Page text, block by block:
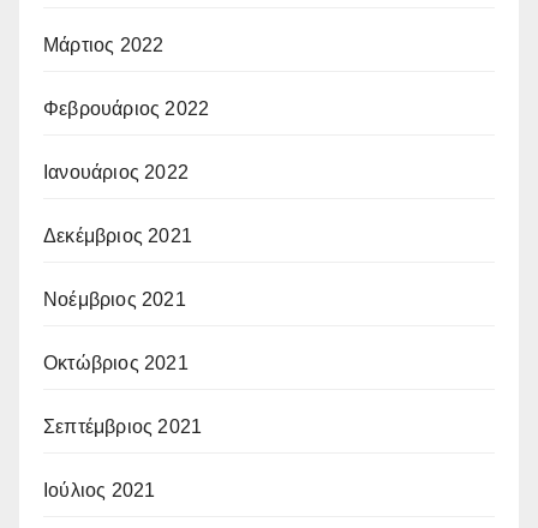
Μάρτιος 2022
Φεβρουάριος 2022
Ιανουάριος 2022
Δεκέμβριος 2021
Νοέμβριος 2021
Οκτώβριος 2021
Σεπτέμβριος 2021
Ιούλιος 2021